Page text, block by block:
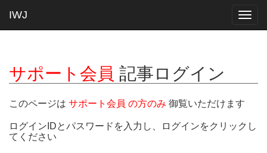
IWJ
サポート会員 記事ログイン
このページは サポート会員 の方のみ 御覧いただけます
ログインIDとパスワードを入力し、ログインをクリックし
てください